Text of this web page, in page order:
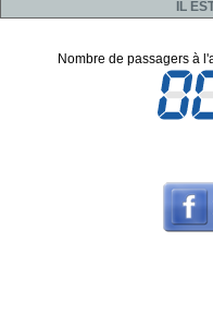
IL
Nombre de passagers à